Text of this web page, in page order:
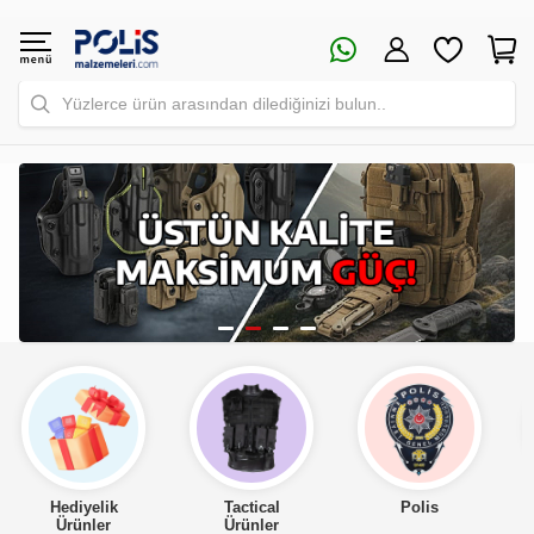
Yüzlerce ürün arasından dilediğinizi bulun..
Tactical
Ürünler
Polis Asker